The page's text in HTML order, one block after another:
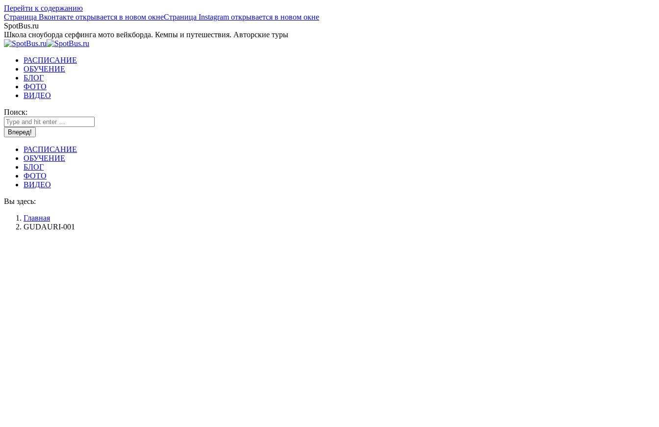
Перейти к содержанию
Страница Вконтакте открывается в новом окнеСтраница Instagram открывается в новом окне
SpotBus.ru
Школа сноуборда серфинга мото вейкборда. Кемпы и путешествия. Авторские туры
РАСПИСАНИЕ
ОБУЧЕНИЕ
БЛОГ
ФОТО
ВИДЕО
Поиск:
РАСПИСАНИЕ
ОБУЧЕНИЕ
БЛОГ
ФОТО
ВИДЕО
Вы здесь:
Главная
GUDAURI-001